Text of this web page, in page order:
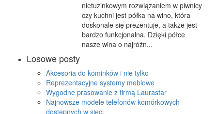
nietuzinkowym rozwiązaniem w piwnicy
czy kuchni jest półka na wino, która
doskonale się prezentuje, a także jest
bardzo funkcjonalna. Dzięki półce
nasze wina o najróżn...
Losowe posty
Akcesoria do kominków i nie tylko
Reprezentacyjne systemy meblowe
Wygodne prasowanie z firmą Laurastar
Najnowsze modele telefonów komórkowych
dostępnych w sieci